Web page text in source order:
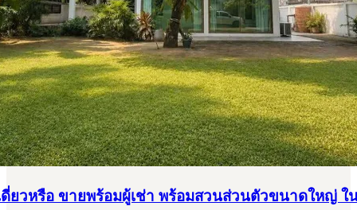
ยวหรือ ขายพร้อมผู้เช่า พร้อมสวนส่วนตัวขนาดใหญ่ ใ